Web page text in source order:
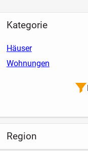
Kategorie
Häuser
Wohnungen
Region